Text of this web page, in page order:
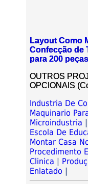
Layout Como
Confecção de
para 200
OUTROS
OPCIONAIS
Industria De
Maquinario
Microindustria
Escola De
Montar Casa
Procedimento
Clinica
Enlatado